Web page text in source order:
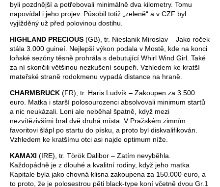
byli pozdnější a potřebovali minimálně dva kilometry. Tomu
napovídal i jeho projev. Působil totiž „zeleně“ a v CZF byl
vyjížděný už před polovinou dostihu.
HIGHLAND PRECIOUS (GB), tr. Nieslanik Miroslav – Jako roček
stála 3.000 guineí. Nejlepší výkon podala v Mostě, kde na konci
loňské sezóny těsně prohrála s debutující Whirl Wind Girl. Také
za ní skončili většinou nezkušení soupeři. Vzhledem ke kratší
mateřské straně rodokmenu vypadá distance na hraně.
CHARMBRUCK (FR), tr. Haris Ludvík – Zakoupen za 3.500
euro. Matka i starší polosourozenci absolvovali minimum startů
a nic neukázali. Loni ale neběhal špatně, když mezi
nezvítězivšími bral dvě druhá místa. V Pražském zimním
favoritovi šlápl po startu do písku, a proto byl diskvalifikován.
Vzhledem ke kratšímu otci asi najde optimum níže.
KAMAXI (IRE), tr. Török Dalibor – Zatím nevyběhla.
Každopádně je z dlouhé a kvalitní rodiny, když jeho matka
Kapitale byla jako chovná klisna zakoupena za 150.000 euro, a
to proto, že je polosestrou pěti black-type koní včetně dvou Gr.1